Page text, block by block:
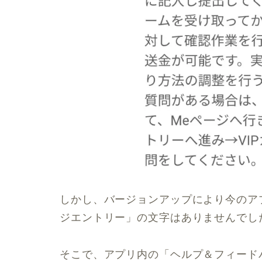
しかし、バージョンアップにより今の
ジエントリー」の文字はありませんでし
そこで、アプリ内の「ヘルプ＆フィー